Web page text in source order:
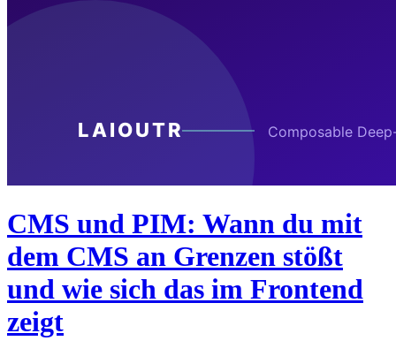
CMS und PIM: Wann du mit
dem CMS an Grenzen stößt
und wie sich das im Frontend
zeigt